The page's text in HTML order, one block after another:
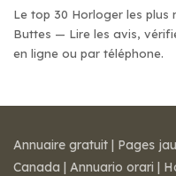
Le top 30 Horloger les plus
Buttes — Lire les avis,
en ligne ou par téléphone.
Annuaire gratuit | Pages
Canada | Annuario orari |